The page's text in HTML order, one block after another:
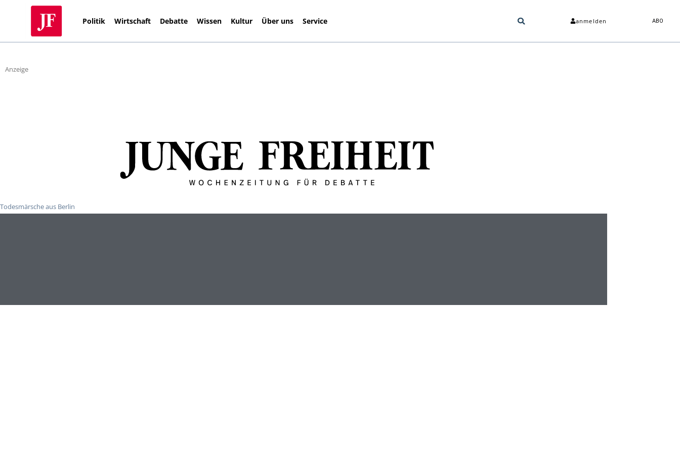
Politik Wirtschaft Debatte Wissen Kultur Über uns Service anmelden ABO
Anzeige
Todesmärsche aus Berlin